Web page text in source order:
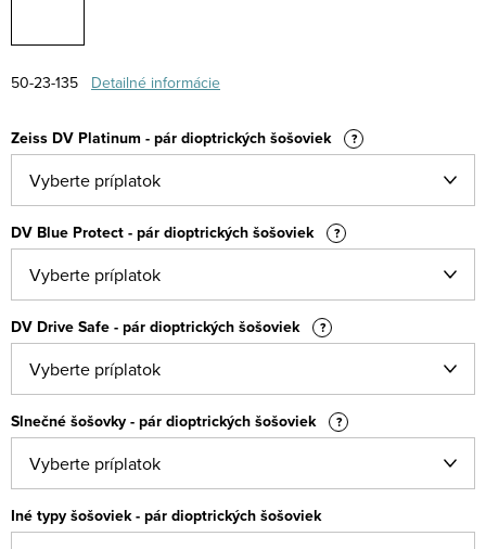
50-23-135 Detailné informácie
Zeiss DV Platinum - pár dioptrických šošoviek ?
DV Blue Protect - pár dioptrických šošoviek ?
DV Drive Safe - pár dioptrických šošoviek ?
Slnečné šošovky - pár dioptrických šošoviek ?
Iné typy šošoviek - pár dioptrických šošoviek